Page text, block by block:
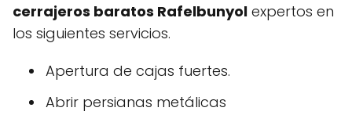
cerrajeros baratos Rafelbunyol expertos en
los siguientes servicios.
Apertura de cajas fuertes.
Abrir persianas metálicas